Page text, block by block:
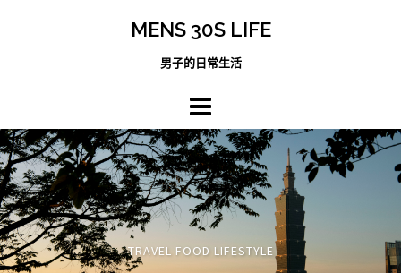
MENS 30S LIFE
男子的日常生活
TRAVEL FOOD LIFESTYLE